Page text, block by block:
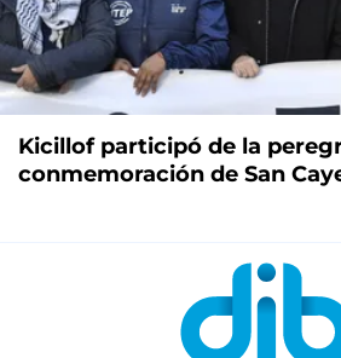
Kicillof participó de la
conmemoración de San